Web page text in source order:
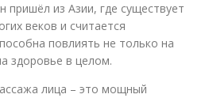
пришёл из Азии, где существует
веков и считается
повлиять не только на
здоровье в целом.
лица – это мощный